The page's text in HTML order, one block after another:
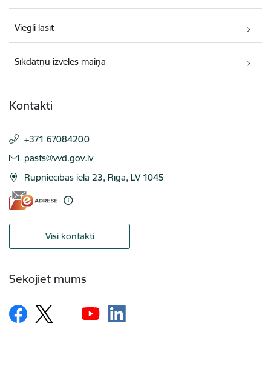
Viegli lasīt
Sīkdatņu izvēles maiņa
Kontakti
+371 67084200
E-pasts:
pasts@vvd.gov.lv
Rūpniecības iela 23, Rīga, LV 1045
Visi kontakti
Sekojiet mums